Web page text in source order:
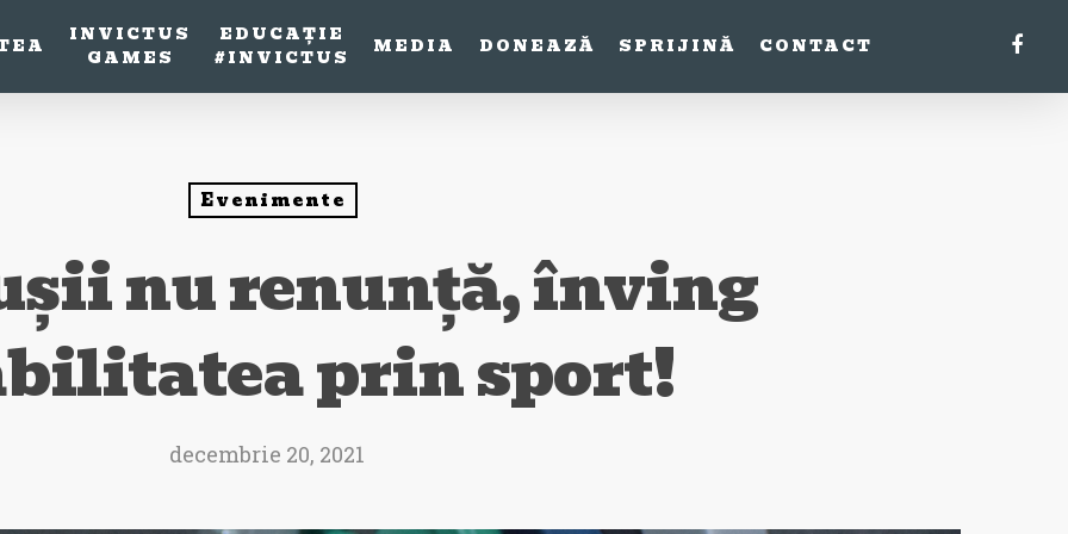
INVICTUS
GAMES
EDUCAȚIE
#INVICTUS
MEDIA DONEAZĂ SPRIJINĂ CONTACT
Evenimente
nu renunță, înving
prin sport!
decembrie 20, 2021